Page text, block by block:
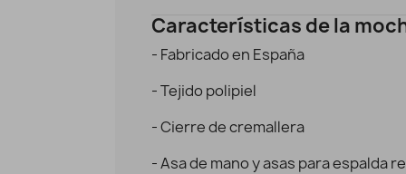
Características de la
- Fabricado en España
- Tejido polipiel
- Cierre de cremallera
- Asa de mano y asas para espalda